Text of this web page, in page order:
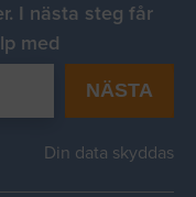
I nästa steg får
med
NÄSTA
Din data skyddas